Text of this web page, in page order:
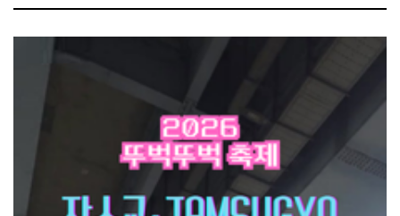
포
U
복
사
공
하
기
기
변
경
기
작
게
하